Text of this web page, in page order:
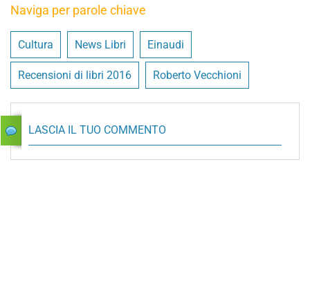
Naviga per parole chiave
Cultura News Libri Einaudi
Recensioni di libri 2016 Roberto Vecchioni
LASCIA IL TUO COMMENTO